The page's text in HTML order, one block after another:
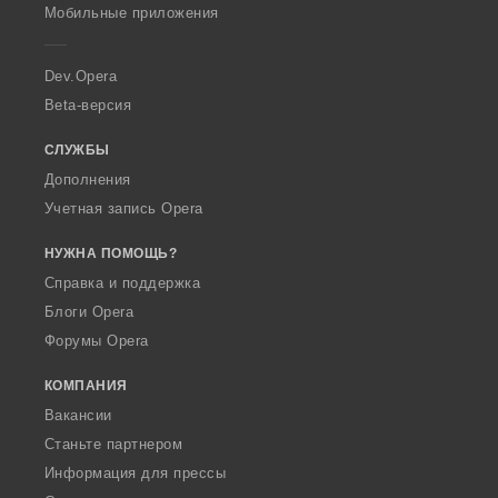
p
a
Мобильные приложения
Dev.Opera
Beta-версия
СЛУЖБЫ
Дополнения
Учетная запись Opera
НУЖНА ПОМОЩЬ?
Справка и поддержка
Блоги Opera
Форумы Opera
КОМПАНИЯ
Вакансии
Станьте партнером
Информация для прессы